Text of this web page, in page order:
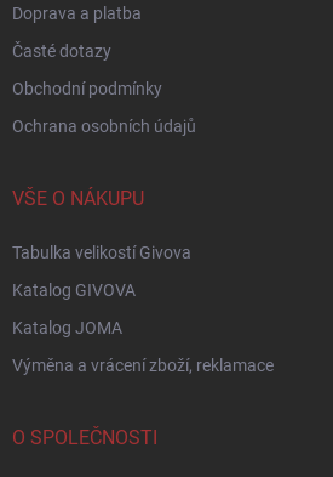
Doprava a platba
Časté dotazy
Obchodní podmínky
Ochrana osobních údajů
VŠE O NÁKUPU
Tabulka velikostí Givova
Katalog GIVOVA
Katalog JOMA
Výměna a vrácení zboží, reklamace
O SPOLEČNOSTI